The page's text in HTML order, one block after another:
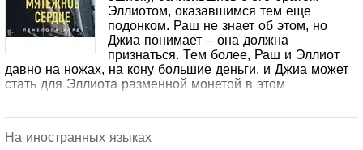
Эллиотом, оказавшимся тем еще
подонком. Раш не знает об этом, но
Джиа понимает – она должна
признаться. Тем более, Раш и Эллиот
давно на ножах, на кону большие деньги, и Джиа может
стать для Эллиота разменной монетой в этом
На иностранных языках